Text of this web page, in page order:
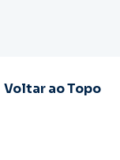
Voltar ao Topo